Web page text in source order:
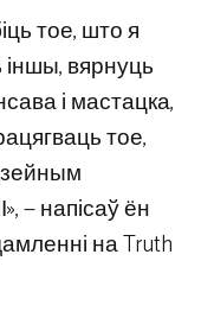
тое, што я
вярнуць
і мастацка,
тое,
— напісаў ён
на Truth